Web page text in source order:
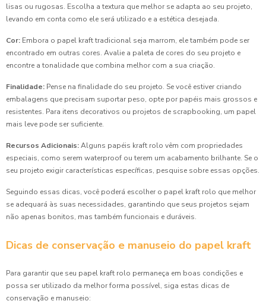
lisas ou rugosas. Escolha a textura que melhor se adapta ao seu projeto,
levando em conta como ele será utilizado e a estética desejada.
Cor: Embora o papel kraft tradicional seja marrom, ele também pode ser
encontrado em outras cores. Avalie a paleta de cores do seu projeto e
encontre a tonalidade que combina melhor com a sua criação.
Finalidade: Pense na finalidade do seu projeto. Se você estiver criando
embalagens que precisam suportar peso, opte por papéis mais grossos e
resistentes. Para itens decorativos ou projetos de scrapbooking, um papel
mais leve pode ser suficiente.
Recursos Adicionais:Alguns papéis kraft rolo vêm com propriedades
especiais, como serem waterproof ou terem um acabamento brilhante. Se o
seu projeto exigir características específicas, pesquise sobre essas opções.
Seguindo essas dicas, você poderá escolher o papel kraft rolo que melhor
se adequará às suas necessidades, garantindo que seus projetos sejam
não apenas bonitos, mas também funcionais e duráveis.
Dicas de conservação e manuseio do papel kraft
Para garantir que seu papel kraft rolo permaneça em boas condições e
possa ser utilizado da melhor forma possível, siga estas dicas de
conservação e manuseio: